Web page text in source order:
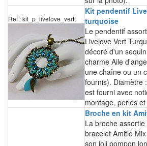
Ref : kit_p_livelove_vertt
Kit pendentif
turquoise
Le pendentif
Livelove Vert
décoré d'un
charme Aile
une chaîne ou un
fournis). Diamètre
est fourni avec
montage, perles et
Broche en kit
La broche
bracelet Amitié
son joli pompon